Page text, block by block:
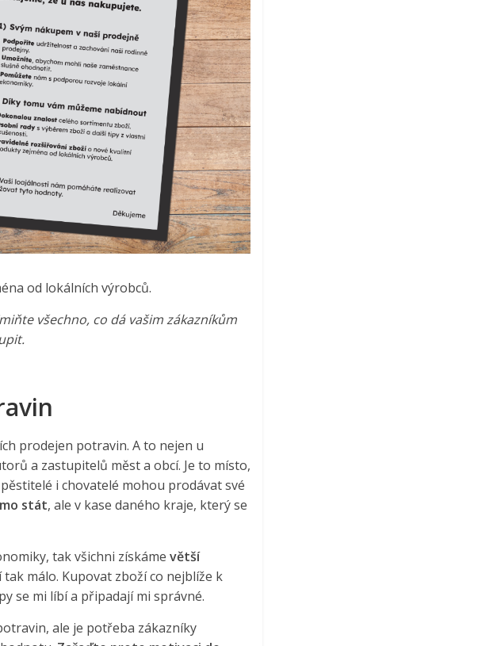
od lokálních výrobců.
všechno, co dá vašim zákazníkům
prodejen potravin. A to nejen u
a zastupitelů měst a obcí. Je to místo,
i chovatelé mohou prodávat své
stát, ale v kase daného kraje, který se
tak všichni získáme větší
málo. Kupovat zboží co nejblíže k
se mi líbí a připadají mi správné.
ale je potřeba zákazníky